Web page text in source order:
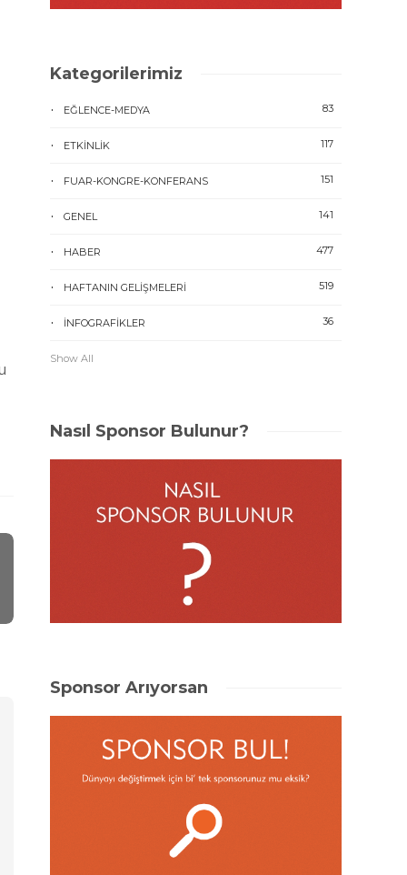
Kategorilerimiz
EĞLENCE-MEDYA 83
ETKINLIK 117
FUAR-KONGRE-KONFERANS 151
GENEL 141
HABER 477
HAFTANIN GELIŞMELERI 519
İNFOGRAFIKLER 36
Show All
Nasıl Sponsor Bulunur?
Sponsor Arıyorsan